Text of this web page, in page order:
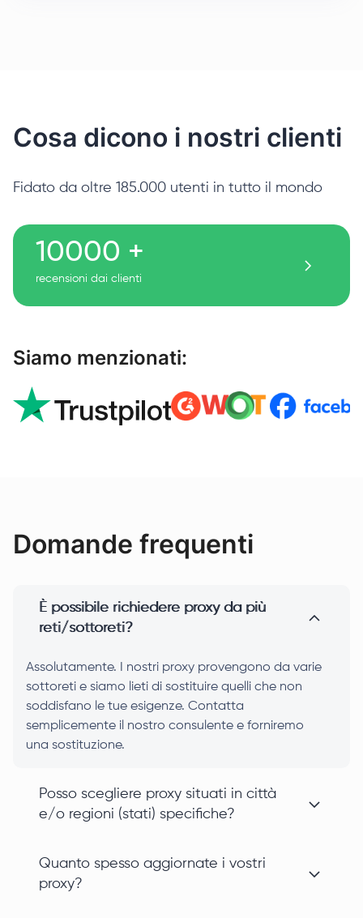
Cosa dicono i nostri clienti
Fidato da oltre 185.000 utenti in tutto il mondo
10000 +
recensioni dai clienti
Siamo menzionati:
Domande frequenti
È possibile richiedere proxy da più
reti/sottoreti?
Assolutamente. I nostri proxy provengono da varie
sottoreti e siamo lieti di sostituire quelli che non
soddisfano le tue esigenze. Contatta
semplicemente il nostro consulente e forniremo
una sostituzione.
Posso scegliere proxy situati in città
e/o regioni (stati) specifiche?
Quanto spesso aggiornate i vostri
proxy?